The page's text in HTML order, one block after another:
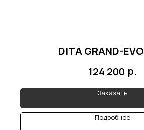
DITA GRAND-
124 200 р.
Заказать
Подробнее